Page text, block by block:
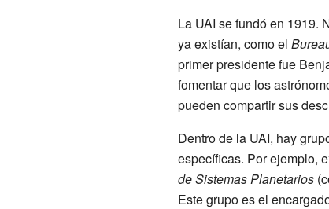
La UAI se fundó en 1919.
ya existían, como el
primer presidente fue
fomentar que los
pueden compartir sus
Dentro de la UAI, hay
específicas. Por ejemplo,
de Sistemas Planetarios
Este grupo es el